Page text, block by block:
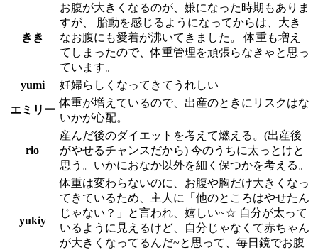
きき
お腹が大きくなるのが、嫌になった時期もありま
すが、 胎動を感じるようになってからは、大き
なお腹にも愛着が沸いてきました。 体重も増え
てしまったので、体重管理を頑張らなきゃと思っ
ています。
yumi
妊婦らしくなってきてうれしい
エミリー
体重が増えているので、出産のときにリスクはな
いかが心配。
rio
産んだ後のダイエットを考えて燃える。(出産後
がやせるチャンスだから) 今のうちに太っとけと
思う。いかにおなか以外を細く保つかを考える。
yukiy
体重は変わらないのに、お腹や胸だけ大きくなっ
てきているため、主人に「他のところはやせたん
じゃない？」と言われ、嬉しい~☆ 自分が太って
いるように見えるけど、自分じゃなくて赤ちゃん
が大きくなってるんだ~と思って、毎日鏡でお腹